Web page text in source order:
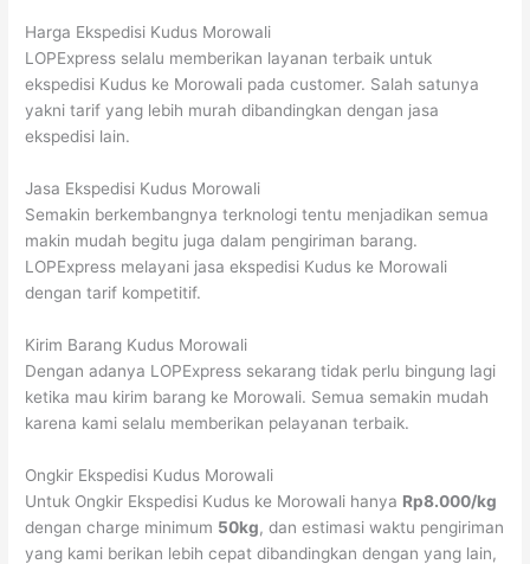
Harga Ekspedisi Kudus Morowali
LOPExpress selalu memberikan layanan terbaik untuk
ekspedisi Kudus ke Morowali pada customer. Salah satunya
yakni tarif yang lebih murah dibandingkan dengan jasa
ekspedisi lain.
Jasa Ekspedisi Kudus Morowali
Semakin berkembangnya terknologi tentu menjadikan semua
makin mudah begitu juga dalam pengiriman barang.
LOPExpress melayani jasa ekspedisi Kudus ke Morowali
dengan tarif kompetitif.
Kirim Barang Kudus Morowali
Dengan adanya LOPExpress sekarang tidak perlu bingung lagi
ketika mau kirim barang ke Morowali. Semua semakin mudah
karena kami selalu memberikan pelayanan terbaik.
Ongkir Ekspedisi Kudus Morowali
Untuk Ongkir Ekspedisi Kudus ke Morowali hanya Rp8.000/kg
dengan charge minimum 50kg, dan estimasi waktu pengiriman
yang kami berikan lebih cepat dibandingkan dengan yang lain,